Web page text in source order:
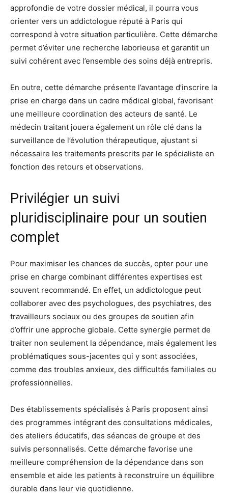
approfondie de votre dossier médical, il pourra vous
orienter vers un addictologue réputé à Paris qui
correspond à votre situation particulière. Cette démarche
permet d’éviter une recherche laborieuse et garantit un
suivi cohérent avec l’ensemble des soins déjà entrepris.
En outre, cette démarche présente l’avantage d’inscrire la
prise en charge dans un cadre médical global, favorisant
une meilleure coordination des acteurs de santé. Le
médecin traitant jouera également un rôle clé dans la
surveillance de l’évolution thérapeutique, ajustant si
nécessaire les traitements prescrits par le spécialiste en
fonction des retours et observations.
Privilégier un suivi
pluridisciplinaire pour un soutien
complet
Pour maximiser les chances de succès, opter pour une
prise en charge combinant différentes expertises est
souvent recommandé. En effet, un addictologue peut
collaborer avec des psychologues, des psychiatres, des
travailleurs sociaux ou des groupes de soutien afin
d’offrir une approche globale. Cette synergie permet de
traiter non seulement la dépendance, mais également les
problématiques sous-jacentes qui y sont associées,
comme des troubles anxieux, des difficultés familiales ou
professionnelles.
Des établissements spécialisés à Paris proposent ainsi
des programmes intégrant des consultations médicales,
des ateliers éducatifs, des séances de groupe et des
suivis personnalisés. Cette démarche favorise une
meilleure compréhension de la dépendance dans son
ensemble et aide les patients à reconstruire un équilibre
durable dans leur vie quotidienne.